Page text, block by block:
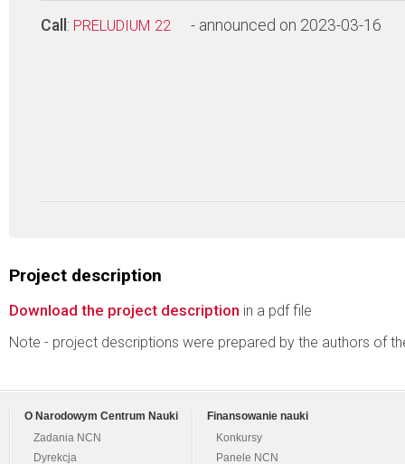
Call : PRELUDIUM 22 - announced on 2023-03-16
Project description
Download the project description in a pdf file
Note - project descriptions were prepared by the authors of
O Narodowym Centrum Nauki
Zadania NCN
Dyrekcja
Finansowanie nauki
Konkursy
Panele NCN